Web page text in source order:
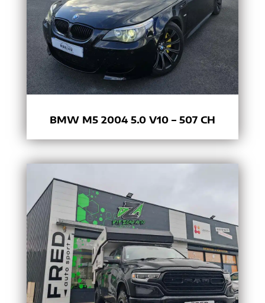
BMW M5 2004 5.0 V10 – 507 CH